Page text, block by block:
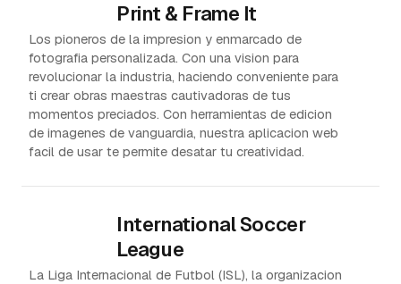
Print & Frame It
Los pioneros de la impresion y enmarcado de
fotografia personalizada. Con una vision para
revolucionar la industria, haciendo conveniente para
ti crear obras maestras cautivadoras de tus
momentos preciados. Con herramientas de edicion
de imagenes de vanguardia, nuestra aplicacion web
facil de usar te permite desatar tu creatividad.
International Soccer
League
La Liga Internacional de Futbol (ISL), la organizacion